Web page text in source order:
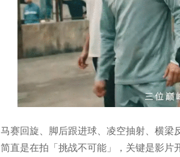
马赛回旋、脚后跟进球、凌空抽射、横
简直是在拍「挑战不可能」，关键是影